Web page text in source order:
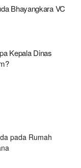
Bhayangkara VC
Kepala Dinas
pada Rumah